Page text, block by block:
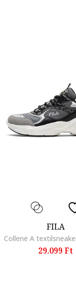
FILA
29.099 Ft